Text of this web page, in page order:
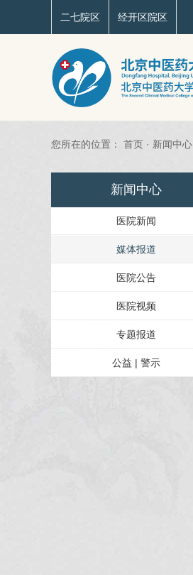
二七院区 经开区院区
您所在的位置： 首页 · 新闻中心
新闻中心
医院新闻
媒体报道
医院公告
医院视频
专题报道
公益 | 警示